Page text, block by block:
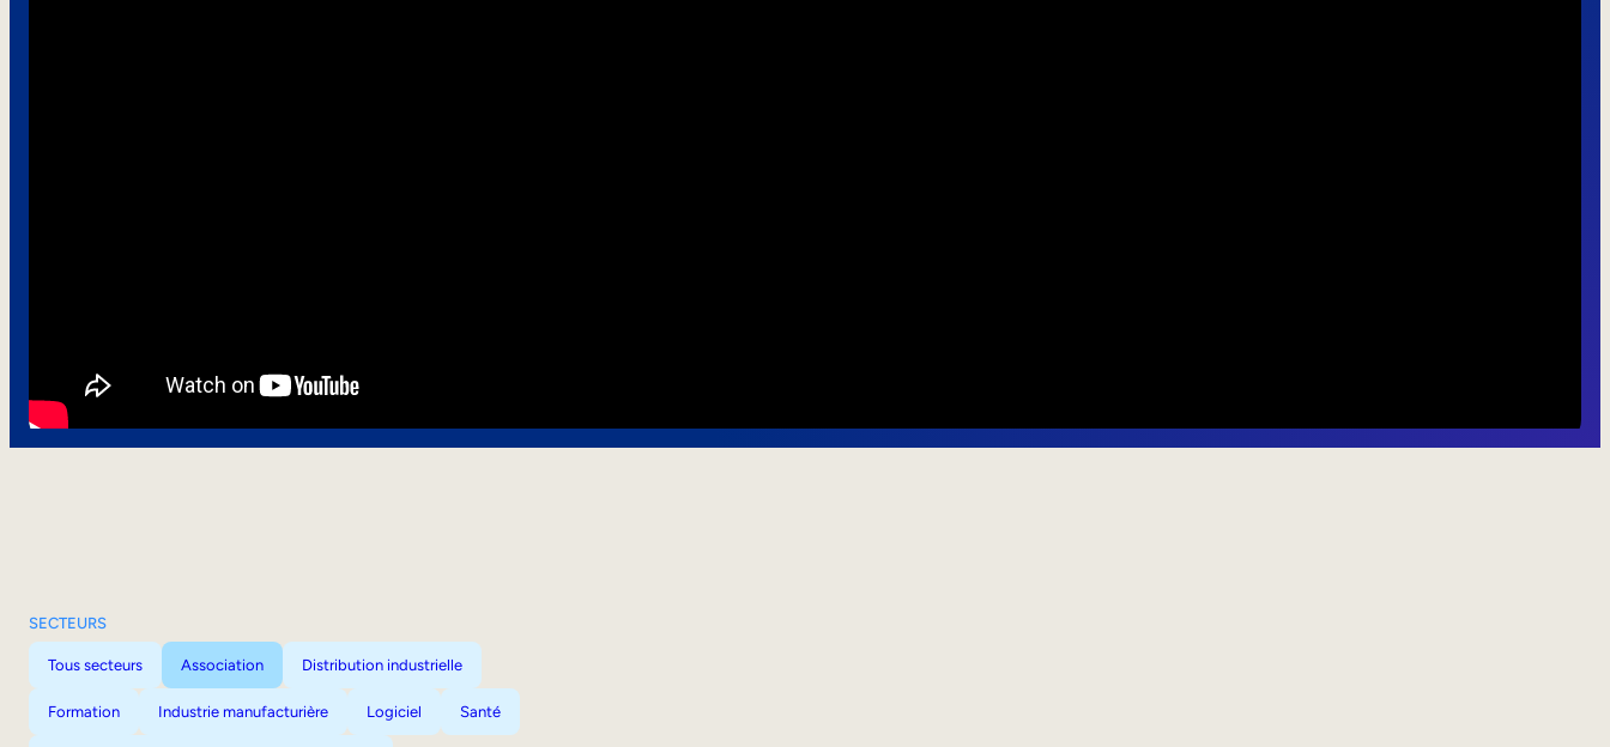
SECTEURS
Tous secteurs Association Distribution industrielle
Formation Industrie manufacturière Logiciel Santé